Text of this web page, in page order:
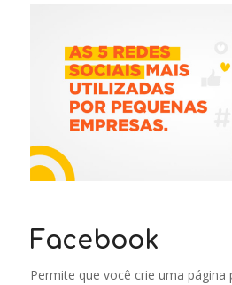
Facebook
Permite que você crie uma página